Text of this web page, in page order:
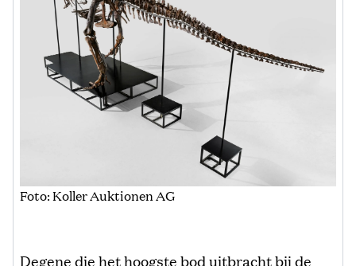
Foto: Koller Auktionen AG
Degene die het hoogste bod uitbracht bij de